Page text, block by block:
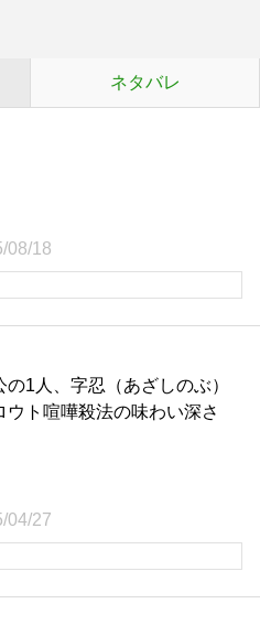
ネタバレ
08/18
1人、字忍（あざしのぶ）
ウト喧嘩殺法の味わい深さ
04/27